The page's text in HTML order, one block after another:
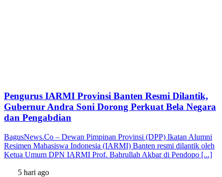
Pengurus IARMI Provinsi Banten Resmi Dilantik,
Gubernur Andra Soni Dorong Perkuat Bela Negara
dan Pengabdian
BagusNews.Co – Dewan Pimpinan Provinsi (DPP) Ikatan Alumni
Resimen Mahasiswa Indonesia (IARMI) Banten resmi dilantik oleh
Ketua Umum DPN IARMI Prof. Bahrullah Akbar di Pendopo [...]
5 hari ago